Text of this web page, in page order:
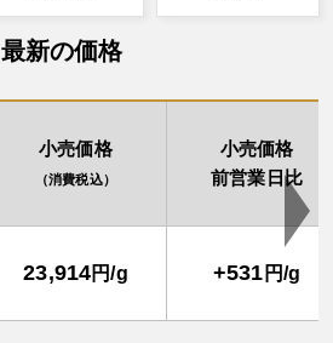
最新の価格
小売価格
（消費税込）
小売価格
前営業日比
23,914円/g +531 円/g